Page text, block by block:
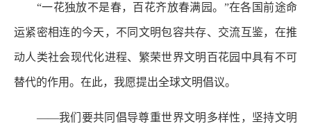
“一花独放不是春，百花齐放春满园。”在各国前途命
运紧密相连的今天，不同文明包容共存、交流互鉴，在推
动人类社会现代化进程、繁荣世界文明百花园中具有不可
替代的作用。在此，我愿提出全球文明倡议。
——我们要共同倡导尊重世界文明多样性，坚持文明